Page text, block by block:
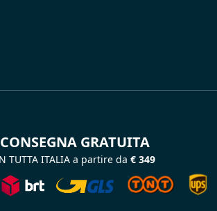
CONSEGNA GRATUITA
TUTTA ITALIA a partire da € 349